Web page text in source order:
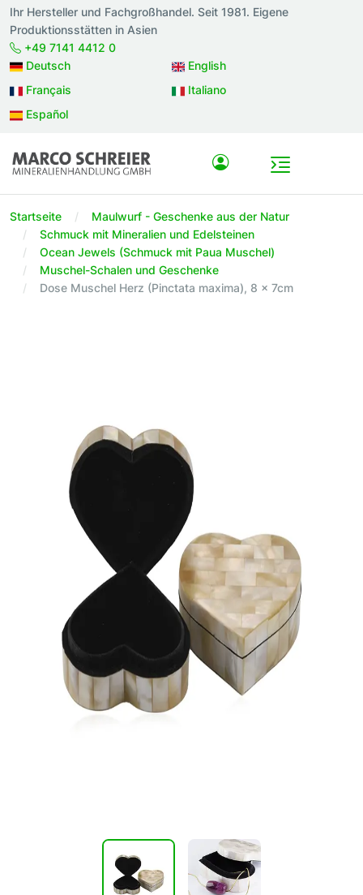
Ihr Hersteller und Fachgroßhandel. Seit 1981. Eigene
Produktionsstätten in Asien
+49 7141 4412 0
Deutsch
English
Français
Italiano
Español
Startseite
Maulwurf - Geschenke aus der Natur
Schmuck mit Mineralien und Edelsteinen
Ocean Jewels (Schmuck mit Paua Muschel)
Muschel-Schalen und Geschenke
Dose Muschel Herz (Pinctata maxima), 8 x 7cm